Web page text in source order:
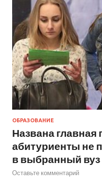
ОБРАЗОВАНИЕ
Названа главная
абитуриенты не
в выбранный вуз
Оставьте комментарий